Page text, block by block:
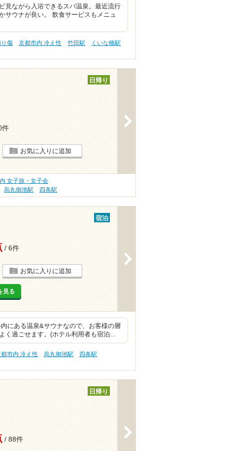
見ながら入浴できるスパ温泉。最近流行
サウナが良い。 飲食サービスもメニュ
傷 京都市内 冷え性 竹田駅
くいな橋駅
日帰り
件
お気に入りに追加
女子旅・女子会
烏丸御池駅 四条駅
宿泊
/ 6件
お気に入りに追加
見る
にある温泉&サウナなので、お客様の層
く過ごせます。(ホテル利用者も宿泊…
市内 冷え性 烏丸御池駅
四条駅
日帰り
/ 88件